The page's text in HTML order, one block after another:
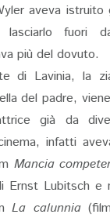
aveva istruito
fuori
più del dovuto.
di Lavinia, la
del padre,
già da
infatti
Mancia
Ernst Lubitsch e
La calunnia